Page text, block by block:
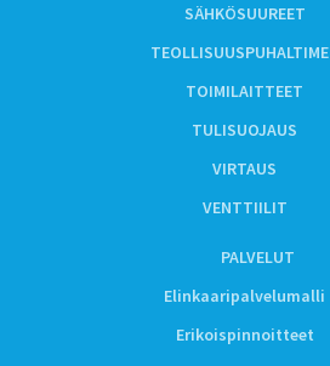
SÄHKÖSUUREET
TOIMILAITTEET
TULISUOJAUS
VIRTAUS
VENTTIILIT
PALVELUT
Elinkaaripalvelumalli
Erikoispinnoitteet